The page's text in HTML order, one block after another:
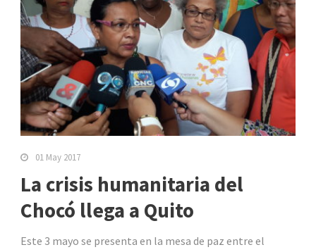
01 May 2017
La crisis humanitaria del
Chocó llega a Quito
Este 3 mayo se presenta en la mesa de paz entre el